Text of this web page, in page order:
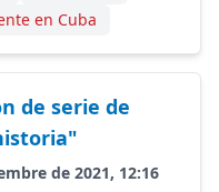
en Cuba
de serie de
de 2021, 12:16